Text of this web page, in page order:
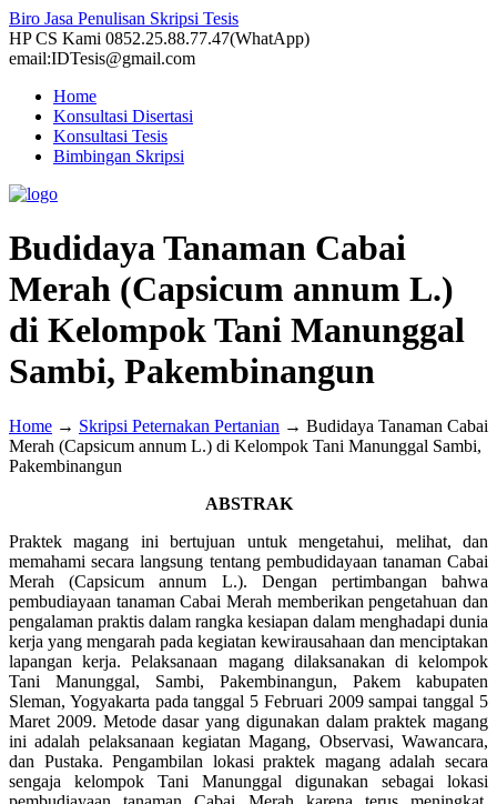
Biro Jasa Penulisan Skripsi Tesis
HP CS Kami 0852.25.88.77.47(WhatApp)
email:IDTesis@gmail.com
Home
Konsultasi Disertasi
Konsultasi Tesis
Bimbingan Skripsi
Budidaya Tanaman Cabai
Merah (Capsicum annum L.)
di Kelompok Tani Manunggal
Sambi, Pakembinangun
Home → Skripsi Peternakan Pertanian → Budidaya Tanaman Cabai
Merah (Capsicum annum L.) di Kelompok Tani Manunggal Sambi,
Pakembinangun
ABSTRAK
Praktek magang ini bertujuan untuk mengetahui, melihat, dan
memahami secara langsung tentang pembudidayaan tanaman Cabai
Merah (Capsicum annum L.). Dengan pertimbangan bahwa
pembudiayaan tanaman Cabai Merah memberikan pengetahuan dan
pengalaman praktis dalam rangka kesiapan dalam menghadapi dunia
kerja yang mengarah pada kegiatan kewirausahaan dan menciptakan
lapangan kerja. Pelaksanaan magang dilaksanakan di kelompok
Tani Manunggal, Sambi, Pakembinangun, Pakem kabupaten
Sleman, Yogyakarta pada tanggal 5 Februari 2009 sampai tanggal 5
Maret 2009. Metode dasar yang digunakan dalam praktek magang
ini adalah pelaksanaan kegiatan Magang, Observasi, Wawancara,
dan Pustaka. Pengambilan lokasi praktek magang adalah secara
sengaja kelompok Tani Manunggal digunakan sebagai lokasi